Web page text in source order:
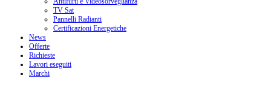
TV Sat
Pannelli Radianti
Certificazioni Energetiche
News
Offerte
Richieste
Lavori eseguiti
Marchi